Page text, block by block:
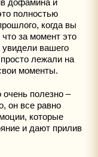
дофамина и
полностью
когда вы
за момент это
вашего
лежали на
моменты.
очень полезно –
он все равно
которые
и дают прилив